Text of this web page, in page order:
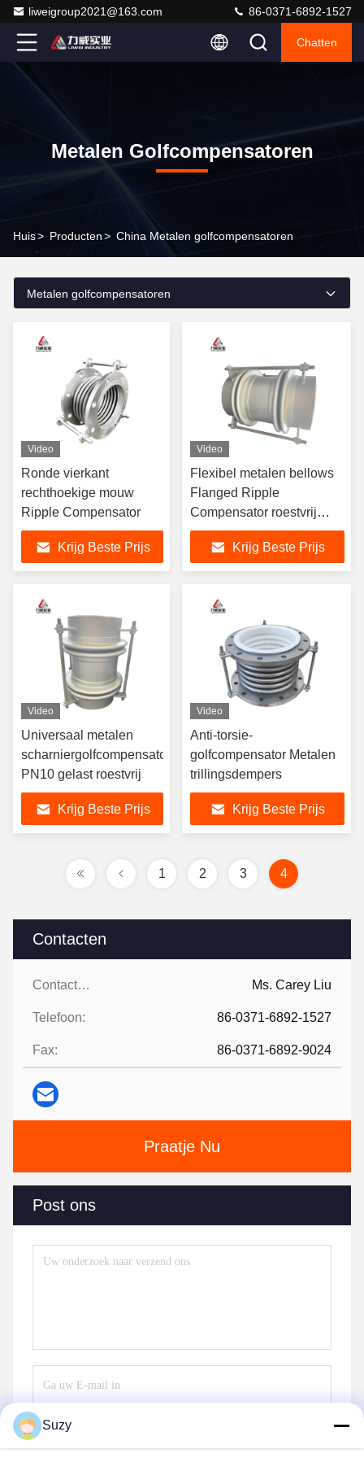
liweigroup2021@163.com 86-0371-6892-1527
Chatten
Metalen Golfcompensatoren
Huis> Producten> China Metalen golfcompensatoren
Contacten
Contacten: Ms. Carey Liu
Telefoon: 86-0371-6892-1527
Fax: 86-0371-6892-9024
Praatje Nu
Post ons
Verzend
Metalen golfcompensatoren
Video
Ronde vierkant
rechthoekige mouw
Ripple Compensator
Krijg Beste Prijs
Video
Flexibel metalen bellows
Flanged Ripple
Compensator roestvrij
staal buis uitbreiding
Krijg Beste Prijs
Video
Universaal metalen
scharniergolfcompensator
PN10 gelast roestvrij
Krijg Beste Prijs
Video
Anti-torsie-
golfcompensator Metalen
trillingsdempers
Krijg Beste Prijs
1 2 3 4
Suzy